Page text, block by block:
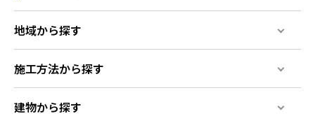
地域から探す
施工方法から探す
建物から探す